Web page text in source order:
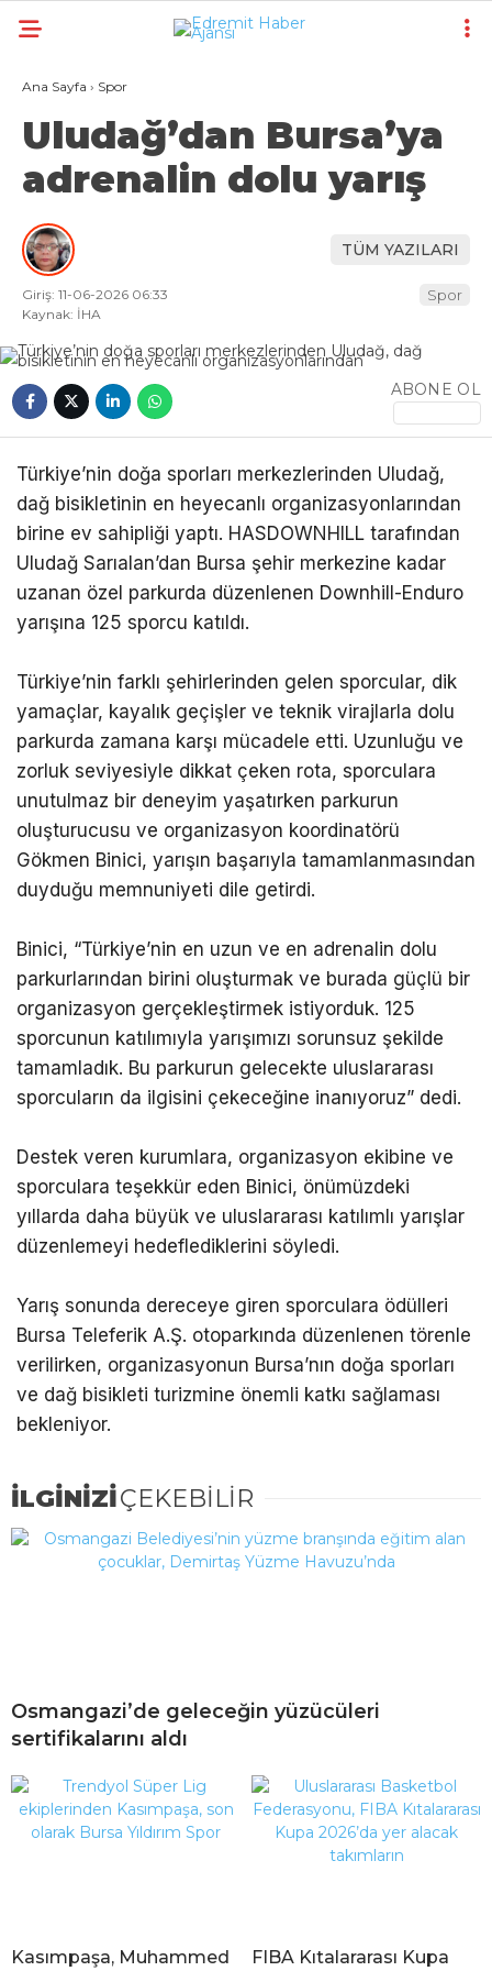
Ana Sayfa › Spor
Uludağ’dan Bursa’ya
adrenalin dolu yarış
TÜM YAZILARI
Giriş: 11-06-2026 06:33
Kaynak: İHA
Spor
ABONE OL
Türkiye’nin doğa sporları merkezlerinden Uludağ,
dağ bisikletinin en heyecanlı organizasyonlarından
birine ev sahipliği yaptı. HASDOWNHILL tarafından
Uludağ Sarıalan’dan Bursa şehir merkezine kadar
uzanan özel parkurda düzenlenen Downhill-Enduro
yarışına 125 sporcu katıldı.
Türkiye’nin farklı şehirlerinden gelen sporcular, dik
yamaçlar, kayalık geçişler ve teknik virajlarla dolu
parkurda zamana karşı mücadele etti. Uzunluğu ve
zorluk seviyesiyle dikkat çeken rota, sporculara
unutulmaz bir deneyim yaşatırken parkurun
oluşturucusu ve organizasyon koordinatörü
Gökmen Binici, yarışın başarıyla tamamlanmasından
duyduğu memnuniyeti dile getirdi.
Binici, “Türkiye’nin en uzun ve en adrenalin dolu
parkurlarından birini oluşturmak ve burada güçlü bir
organizasyon gerçekleştirmek istiyorduk. 125
sporcunun katılımıyla yarışımızı sorunsuz şekilde
tamamladık. Bu parkurun gelecekte uluslararası
sporcuların da ilgisini çekeceğine inanıyoruz” dedi.
Destek veren kurumlara, organizasyon ekibine ve
sporculara teşekkür eden Binici, önümüzdeki
yıllarda daha büyük ve uluslararası katılımlı yarışlar
düzenlemeyi hedeflediklerini söyledi.
Yarış sonunda dereceye giren sporculara ödülleri
Bursa Teleferik A.Ş. otoparkında düzenlenen törenle
verilirken, organizasyonun Bursa’nın doğa sporları
ve dağ bisikleti turizmine önemli katkı sağlaması
bekleniyor.
İLGİNİZİÇEKEBİLİR
Osmangazi’de geleceğin yüzücüleri
sertifikalarını aldı
Kasımpaşa, Muhammed FIBA Kıtalararası Kupa